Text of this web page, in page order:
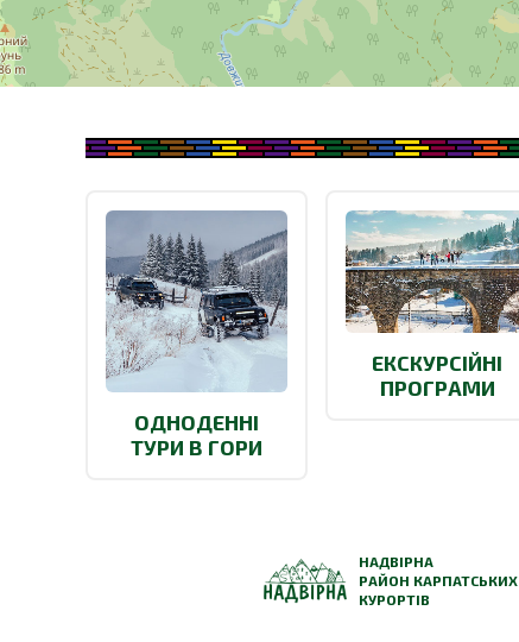
ОДНОДЕННІ
ТУРИ В ГОРИ
ЕКСКУРСІЙНІ
ПРОГРАМИ
НАДВІРНА
РАЙОН КАРПАТСЬКИХ
КУРОРТІВ